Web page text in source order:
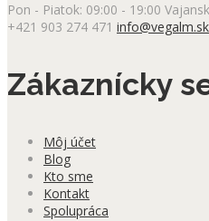
Pon - Piatok: 09:00 - 19:00
+421 903 274 471 info@vegalm.sk
Zákaznícky
Môj účet
Blog
Kto sme
Kontakt
Spolupráca